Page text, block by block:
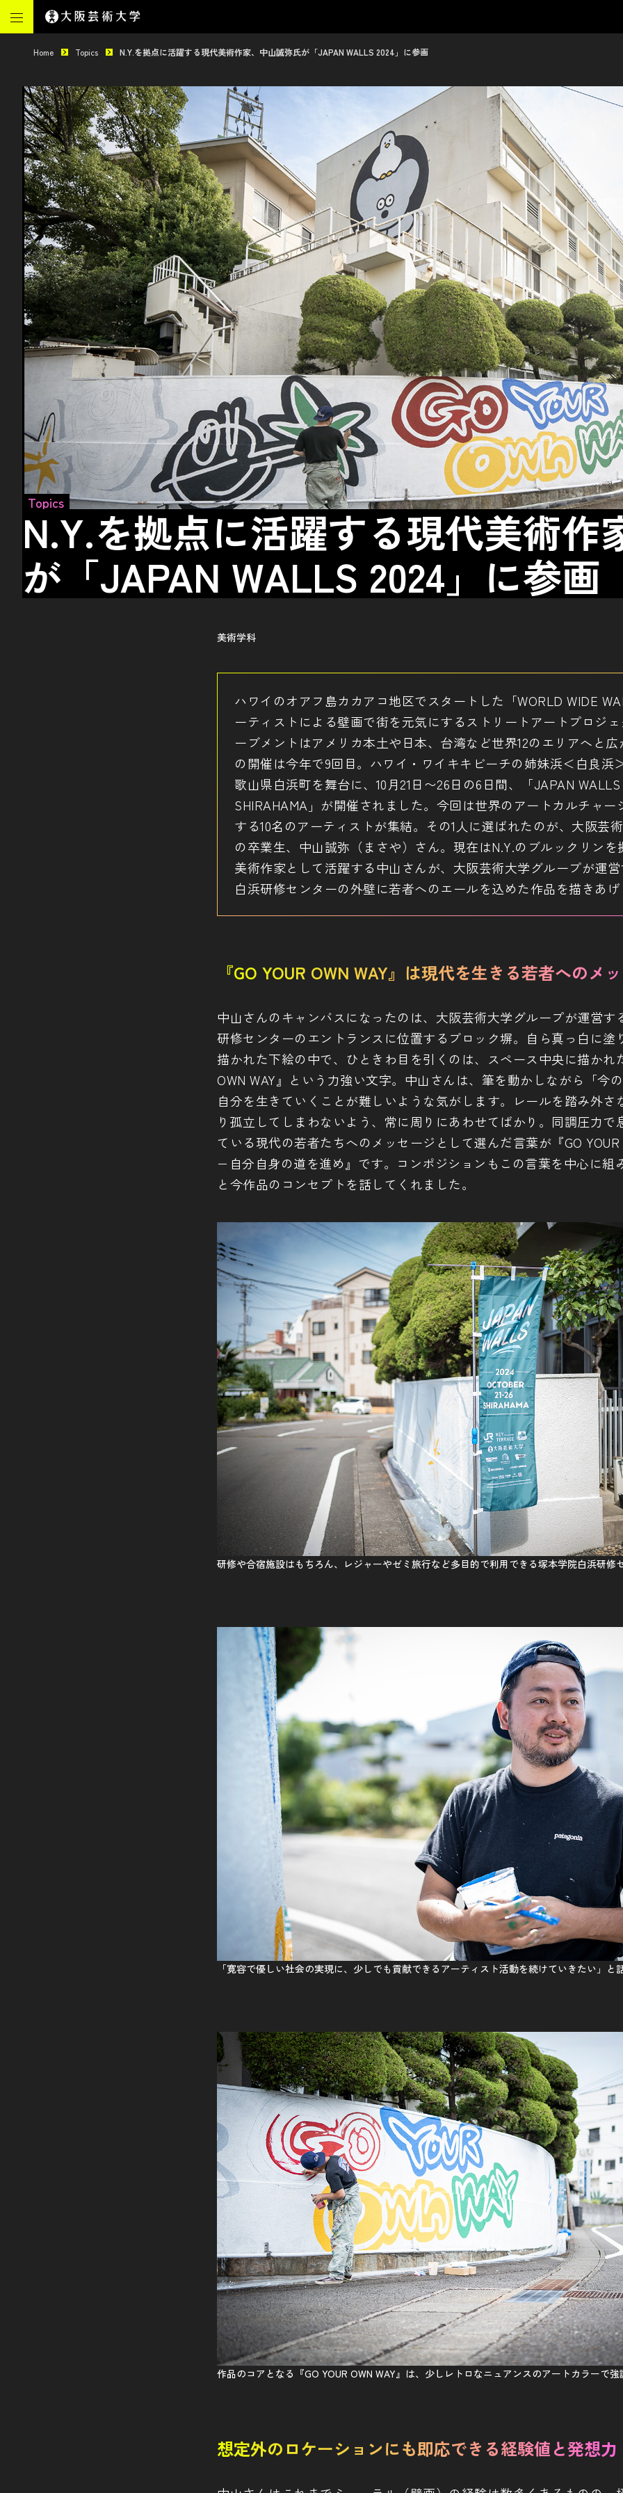
Home Topics N.Y.を拠点に活躍する現代美術作家、中山誠弥氏が「JAPAN WALLS 2024」に参画
Topics
N.Y.を拠点に活躍する現代美術作
が「JAPAN WALLS 2024」に参画
美術学科
ハワイのオアフ島カカアコ地区でスタートした「WORLD WIDE
ーティストによる壁画で街を元気にするストリートアートプロジ
ーブメントはアメリカ本土や日本、台湾など世界12のエリアへと
の開催は今年で9回目。ハワイ・ワイキキビーチの姉妹浜＜白良浜
歌山県白浜町を舞台に、10月21日〜26日の6日間、「JAPAN
SHIRAHAMA」が開催されました。今回は世界のアートカルチャー
する10名のアーティストが集結。その1人に選ばれたのが、大阪芸
の卒業生、中山誠弥（まさや）さん。現在はN.Y.のブルックリンを
美術作家として活躍する中山さんが、大阪芸術大学グループが運
白浜研修センターの外壁に若者へのエールを込めた作品を描きあ
『GO YOUR OWN WAY』は現代を生きる若者へのメ
中山さんのキャンバスになったのは、大阪芸術大学グループが運営す
研修センターのエントランスに位置するブロック塀。自ら真っ白に塗
描かれた下絵の中で、ひときわ目を引くのは、スペース中央に描かれ
OWN WAY』という力強い文字。中山さんは、筆を動かしながら「今
自分を生きていくことが難しいような気がします。レールを踏み外さ
り孤立してしまわないよう、常に周りにあわせてばかり。同調圧力で
ている現代の若者たちへのメッセージとして選んだ言葉が『GO YOUR
−自分自身の道を進め』です。コンポジションもこの言葉を中心に組
と今作品のコンセプトを話してくれました。
研修や合宿施設はもちろん、レジャーやゼミ旅行など多目的で利用できる塚本学院白浜研修
「寛容で優しい社会の実現に、少しでも貢献できるアーティスト活動を続けていきたい」と
作品のコアとなる『GO YOUR OWN WAY』は、少しレトロなニュアンスのアートカラーで強
想定外のロケーションにも即応できる経験値と発想力